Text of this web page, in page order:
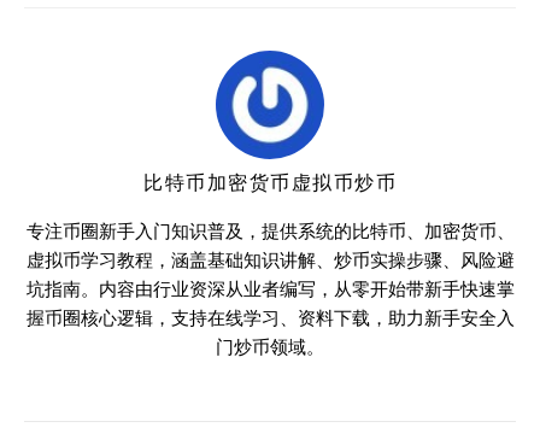
比特币加密货币虚拟币炒币
专注币圈新手入门知识普及，提供系统的比特币、加密货币、
虚拟币学习教程，涵盖基础知识讲解、炒币实操步骤、风险避
坑指南。内容由行业资深从业者编写，从零开始带新手快速掌
握币圈核心逻辑，支持在线学习、资料下载，助力新手安全入
门炒币领域。